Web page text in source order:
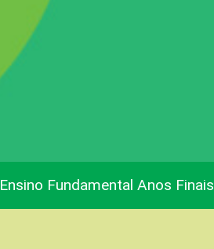
Ensino Fundamental Anos Finais